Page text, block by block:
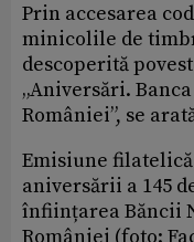
Prin accesarea
minicolile de
descoperită
„Aniversări.
României”, se
Emisiune
aniversării a 145
înființarea Băncii